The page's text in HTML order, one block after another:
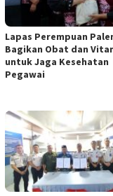
Lapas Perempuan
Bagikan Obat dan
untuk Jaga Kesehatan
Pegawai